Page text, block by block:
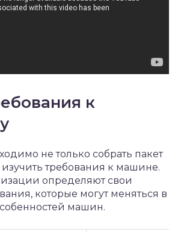
к
не только собрать пакет
требования к машине.
определяют свои
которые могут меняться в
машин.